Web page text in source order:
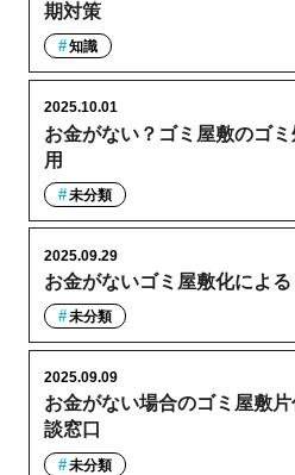
期対策
知識
お金がない？ゴミ屋敷のゴ
用
2025.10.01
未分類
お金がないゴミ屋敷化によ
2025.09.29
未分類
お金がない場合のゴミ屋敷
談窓口
2025.09.09
未分類